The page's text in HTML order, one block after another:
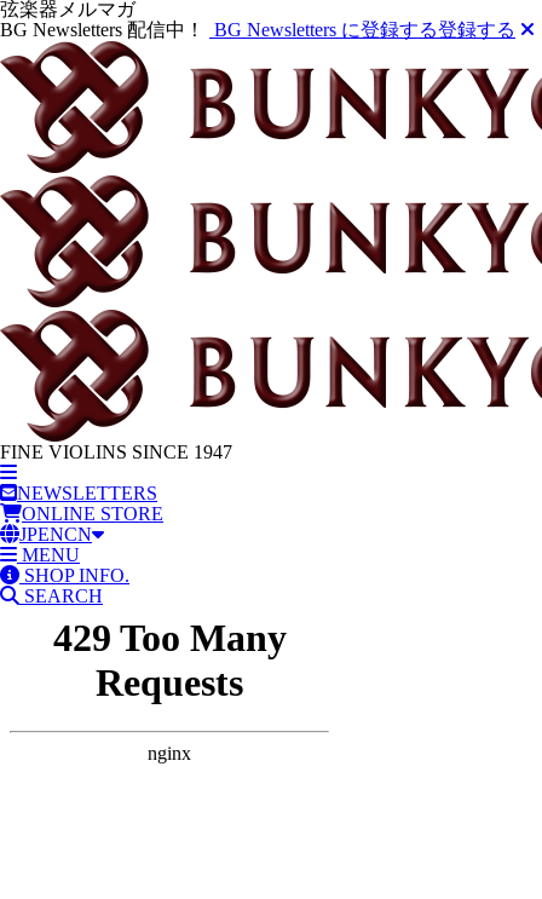
弦楽器メルマガ
BG Newsletters 配信中！
BG Newsletters に登録する登録する
FINE VIOLINS SINCE 1947
NEWSLETTERS
ONLINE STORE
JPENCN
MENU
SHOP INFO.
SEARCH